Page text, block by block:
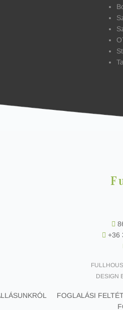
+36
DESIGN
FOGLALÁSI